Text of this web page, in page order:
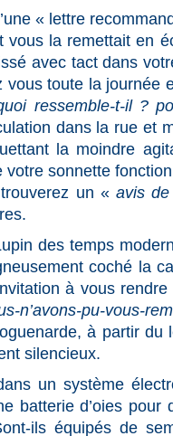
« lettre
la remettait en
avec tact dans
toute la journée
ressemble-t-il ?
dans la rue et
la moindre
sonnette
un « avis
des temps
coché la
à vous
n’avons-pu-vous-
à partir du
silencieux.
un système
batterie d’oies pour
ils équipés de